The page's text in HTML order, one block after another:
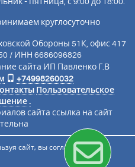
- пятница, с 9:00 до 18:00.
круглосуточно
Обороны 51К, офис 417
/ ИНН 6686096826
сайта ИП Павленко Г.В
+74998260032
Пользовательское
.
сайта ссылка на сайт
на новости
сайт, вы соглашаетесь с